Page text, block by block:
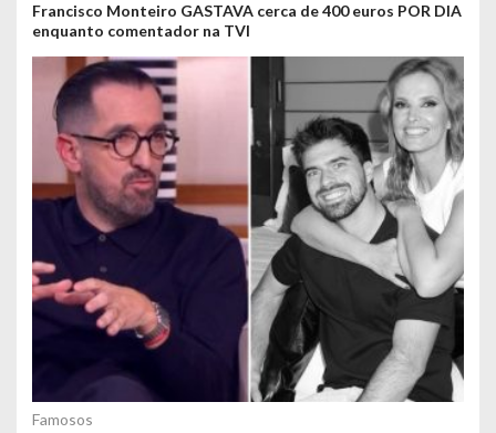
Francisco Monteiro GASTAVA cerca de 400 euros POR DIA
enquanto comentador na TVI
Famosos